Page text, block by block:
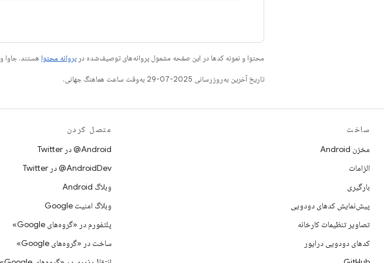
محتوا و نمونه کدها در این صفحه مشمول پروانه‌های توصیف‌شده در پروانه محتوا هستند. جاوا و OpenJDK علامت‌های تجاری یا علامت‌های تجاری ثبت‌شده Oracle و/یا وابسته‌های آن هستند.
تاریخ آخرین به‌روزرسانی 2025-07-29 به‌وقت ساعت هماهنگ جهانی.
ساخت
مخزن Android
الزامات
بارگیری
پیش‌نمایش کدهای دودویی
تصاویر تنظیمات کارخانه
کدهای دودویی درایور
متصل کردن
Android@ در Twitter
AndroidDev@ در Twitter
وبلاگ Android
وبلاگ امنیت Google
پلتفورم در «گروه‌های Google»
ساخت در «گروه‌های Google»